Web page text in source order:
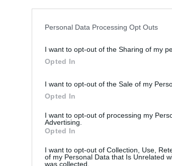
Personal Data Processing Opt Outs
I want to opt-out of the Sharing of my
Opted In
I want to opt-out of the Sale of my
Opted In
I want to opt-out of processing my
Advertising.
Opted In
I want to opt-out of Collection, Use,
of my Personal Data that Is Unrelated
was collected.